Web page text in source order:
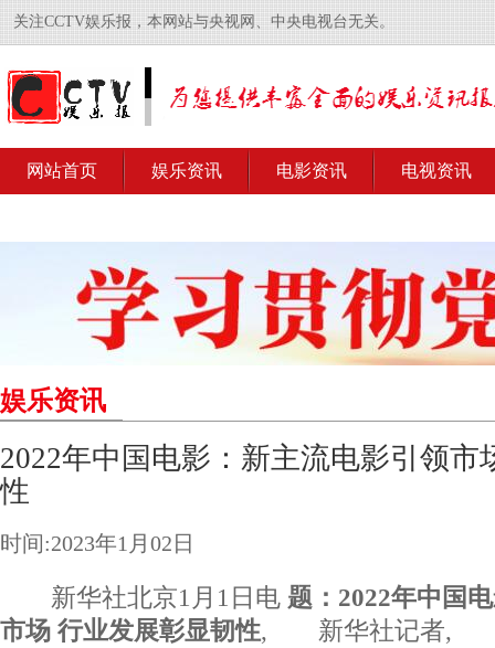
关注CCTV娱乐报，本网站与央视网、中央电视台无关。
网站首页 娱乐资讯 电影资讯 电视资讯
娱乐资讯
2022年中国电影：新主流电影引领市
性
时间:2023年1月02日
新华社北京1月1日电 题：2022年中国
市场 行业发展彰显韧性, 新华社记者, 国